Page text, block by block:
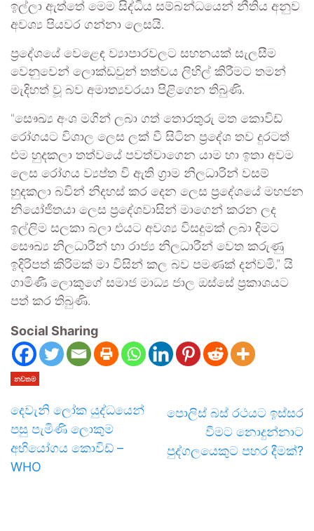
ඉල්ලා ඇත්තේ මෙම සිද්ධිය සම්බන්ධයෙන් නීතිය අනුව
අවශ්‍ය පියවර ගන්නා ලෙසයි.
ප්‍රදේශයේ වෙළෙඳ ව්‍යාපාරවලට සහනයක් සැලසීම
වෙනුවෙන් ලොක්ඩවුන් තත්වය ලිහිල් කිරීමට තමන්
මැදිහත් වූ බව අමාත්‍යවරයා පිළිගෙන තිබුණි.
“සෞඛ්‍ය අංශ මගින් ලබා ගත් තොරතුරු මත කොවිඩ්
රෝගයට විශාල ලෙස ලක් වී සිටින ප්‍රදේශ තව දුරටත්
එම හුදකලා තත්වයේ පවත්වාගෙන යාම හා ඉතා අවම
ලෙස රෝගය ව්‍යප්ත වි ඇති ග්‍රාම නිලධාරින් වසම්
හුදකලා බවින් නිදහස් කර දෙන ලෙස ප්‍රදේශයේ මහජන
නියෝජිතයා ලෙස ප්‍රදේශවාසින් මාගෙන් කරන ලද
ඉල්ලිම සලකා බලා එයට අවශ්‍ය විසදුමක් ලබා දිමට
සෞඛ්‍ය නිලධාරීන් හා රාජ්‍ය නිලධාරීන් වෙත කරුණු
ඉදිරිපත් කිරිමක් මා විසින් කල බව පමණක් දන්වමි,” යි
ගාමිණී ලොකුගේ සමාජ මාධ්‍ය ජාල ඔස්සේ ප්‍රකාශයට
පත් කර තිබුණි.
Social Sharing
නවතම
දෙවැනි ලෝක යුද්ධයෙන්
පසු පැමිණි ලොකුම
අභියෝගය කොවිඩ් –
WHO
පොලිස් බස් රථයට ඉස්සර
වීමට නොදුන්නාට
පුද්ගලයෙකුට පහර දීමක්?